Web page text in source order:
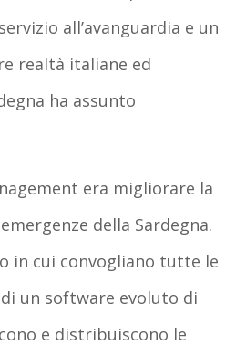
all’avanguardia e un
realtà italiane ed
ha assunto
era migliorare la
della Sardegna.
in cui convogliano tutte le
un software evoluto di
e distribuiscono le